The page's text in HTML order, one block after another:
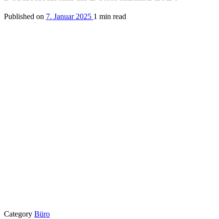
Published on 7. Januar 2025 1 min read
Category Büro